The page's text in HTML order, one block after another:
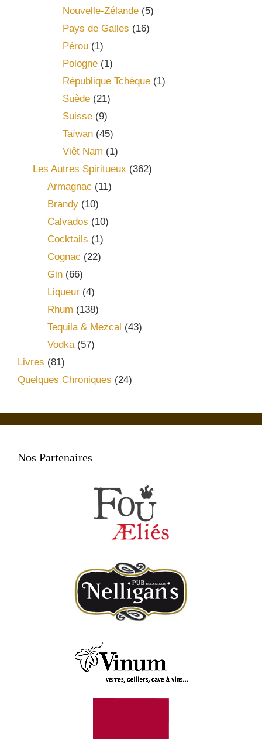
Nouvelle-Zélande(5)
Pays de Galles (16)
Pérou(1)
Pologne(1)
République Tchèque(1)
Suède(21)
Suisse(9)
Taïwan(45)
Viêt Nam (1)
Les Autres Spiritueux (362)
Armagnac (11)
Brandy (10)
Calvados (10)
Cocktails (1)
Cognac (22)
Gin (66)
Liqueur (4)
Rhum (138)
Tequila & Mezcal (43)
Vodka(57)
Livres (81)
Quelques Chroniques (24)
Nos Partenaires